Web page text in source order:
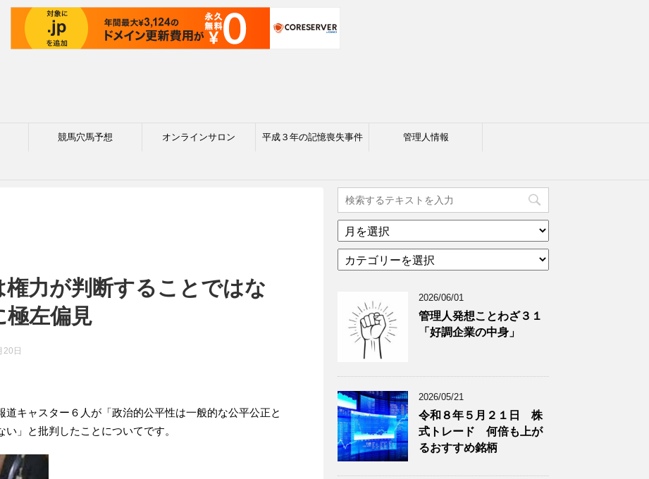
競馬穴馬予想 オンラインサロン 平成３年の記憶喪失事件 管理人情報
権力が判断することではな
極左偏見
20日
キャスター６人が「政治的公平性は一般的な公平公正と
」と批判したことについてです。
ア
ー
イ
グ
記
事
を
表
示
テ
ー
グ
記
事
を
表
示
2026/06/01
管理人発想ことわざ３１
「好調企業の中身」
2026/05/21
令和８年５月２１日 株
式トレード 何倍も上が
るおすすめ銘柄